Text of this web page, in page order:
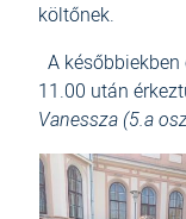
költőnek.
A
11.00 után
Vanessza (5.a